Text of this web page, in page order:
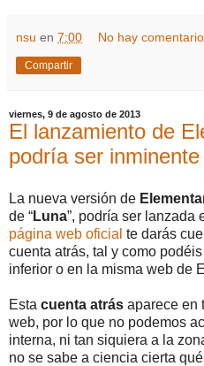
nsu en 7:00 No hay
Compartir
viernes, 9 de agosto de 2013
El lanzamiento de
podría ser inminente
La nueva versión de
de “Luna”, podría ser lanzada
página web oficial te darás
cuenta atrás, tal y como
inferior o en la misma web de
Esta cuenta atrás aparece en
web, por lo que no podemos
interna, ni tan siquiera a la
no se sabe a ciencia cierta